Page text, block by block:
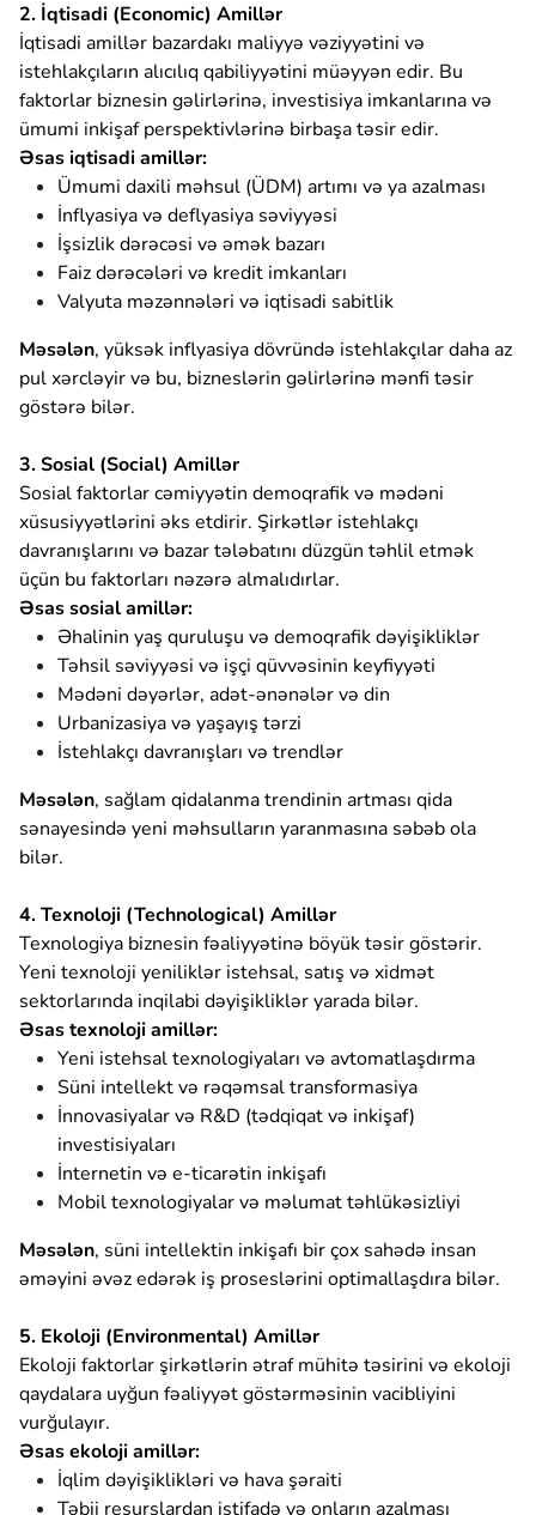
2. İqtisadi (Economic) Amillər
İqtisadi amillər bazardakı maliyyə vəziyyətini və
istehlakçıların alıcılıq qabiliyyətini müəyyən edir. Bu
faktorlar biznesin gəlirlərinə, investisiya imkanlarına və
ümumi inkişaf perspektivlərinə birbaşa təsir edir.
Əsas iqtisadi amillər:
Ümumi daxili məhsul (ÜDM) artımı və ya azalması
İnflyasiya və deflyasiya səviyyəsi
İşsizlik dərəcəsi və əmək bazarı
Faiz dərəcələri və kredit imkanları
Valyuta məzənnələri və iqtisadi sabitlik
Məsələn, yüksək inflyasiya dövründə istehlakçılar daha az
pul xərcləyir və bu, bizneslərin gəlirlərinə mənfi təsir
göstərə bilər.
3. Sosial (Social) Amillər
Sosial faktorlar cəmiyyətin demoqrafik və mədəni
xüsusiyyətlərini əks etdirir. Şirkətlər istehlakçı
davranışlarını və bazar tələbatını düzgün təhlil etmək
üçün bu faktorları nəzərə almalıdırlar.
Əsas sosial amillər:
Əhalinin yaş quruluşu və demoqrafik dəyişikliklər
Təhsil səviyyəsi və işçi qüvvəsinin keyfiyyəti
Mədəni dəyərlər, adət-ənənələr və din
Urbanizasiya və yaşayış tərzi
İstehlakçı davranışları və trendlər
Məsələn, sağlam qidalanma trendinin artması qida
sənayesində yeni məhsulların yaranmasına səbəb ola
bilər.
4. Texnoloji (Technological) Amillər
Texnologiya biznesin fəaliyyətinə böyük təsir göstərir.
Yeni texnoloji yeniliklər istehsal, satış və xidmət
sektorlarında inqilabi dəyişikliklər yarada bilər.
Əsas texnoloji amillər:
Yeni istehsal texnologiyaları və avtomatlaşdırma
Süni intellekt və rəqəmsal transformasiya
İnnovasiyalar və R&D (tədqiqat və inkişaf)
investisiyaları
İnternetin və e-ticarətin inkişafı
Mobil texnologiyalar və məlumat təhlükəsizliyi
Məsələn, süni intellektin inkişafı bir çox sahədə insan
əməyini əvəz edərək iş proseslərini optimallaşdıra bilər.
5. Ekoloji (Environmental) Amillər
Ekoloji faktorlar şirkətlərin ətraf mühitə təsirini və ekoloji
qaydalara uyğun fəaliyyət göstərməsinin vacibliyini
vurğulayır.
Əsas ekoloji amillər:
İqlim dəyişiklikləri və hava şəraiti
Təbii resurslardan istifadə və onların azalması